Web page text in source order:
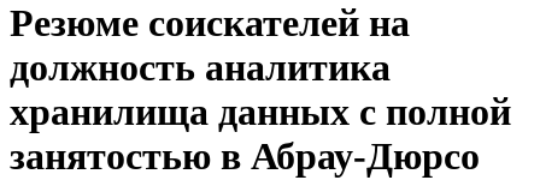
Резюме соискателей на
должность аналитика
хранилища данных с полной
занятостью в Абрау-Дюрсо